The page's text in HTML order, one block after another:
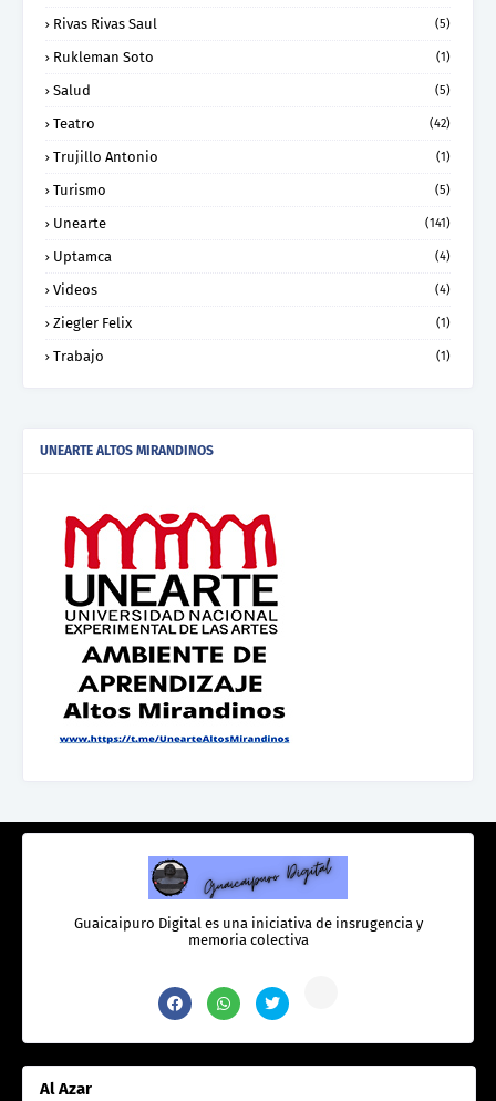
Rivas Rivas Saul (5)
Rukleman Soto (1)
Salud (5)
Teatro (42)
Trujillo Antonio (1)
Turismo (5)
Unearte (141)
Uptamca (4)
Videos (4)
Ziegler Felix (1)
Trabajo (1)
UNEARTE ALTOS MIRANDINOS
Guaicaipuro Digital es una iniciativa de insrugencia y
memoria colectiva
Al Azar